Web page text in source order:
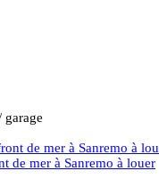
garage
de mer à Sanremo à louer